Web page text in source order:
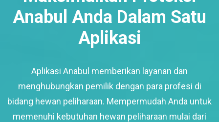
Anabul Anda Dalam Satu
Aplikasi
Aplikasi Anabul memberikan layanan dan
menghubungkan pemilik dengan para profesi di
bidang hewan peliharaan. Mempermudah Anda untuk
memenuhi kebutuhan hewan peliharaan mulai dari